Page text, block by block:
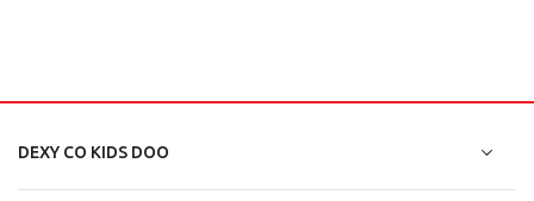
DEXY CO KIDS DOO